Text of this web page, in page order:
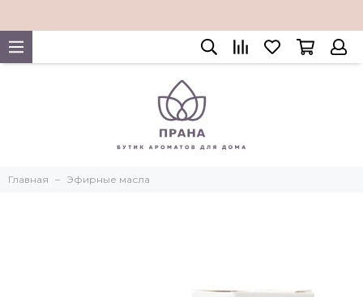
Главная Эфирные масла